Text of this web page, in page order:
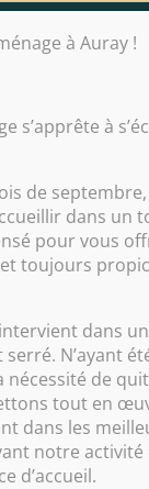
à Auray !
s’apprête à
de
dans un
pour vous
toujours
dans
N’ayant
nécessité de
tout en
dans les
notre
d’accueil.